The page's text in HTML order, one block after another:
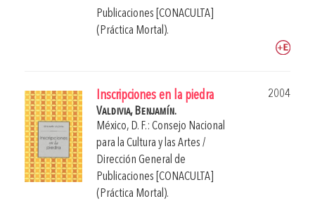
Publicaciones [CONACULTA]
(Práctica Mortal).
Inscripciones en la piedra
2004
Valdivia, Benjamín.
México, D. F.: Consejo Nacional
para la Cultura y las Artes /
Dirección General de
Publicaciones [CONACULTA]
(Práctica Mortal).